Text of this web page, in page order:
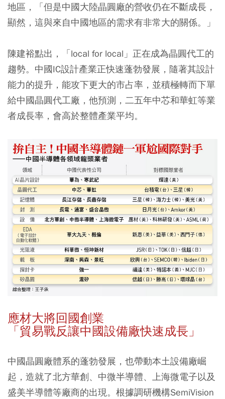
地區，「但是中國大陸晶圓廠的營收仍在不斷成長，
顯然，這與來自中國地區的需求有非常大的關係。」
陳建裕點出，「local for local」正在成為晶圓代工的
趨勢。中國IC設計產業正快速蓬勃發展，隨著其設計
能力的提升，能攻下更大的市占率，並積極轉而下單
給中國晶圓代工廠，他預測，二五年中芯和華虹等業
者成長率，會高於整體產業平均。
應材大將回國創業
「貿易戰反讓中國設備廠快速成長」
中國晶圓廠體系的蓬勃發展，也帶動本土設備廠崛
起，造就了北方華創、中微半導體、上海微電子以及
盛美半導體等廠商的出現。根據調研機構SemiVision